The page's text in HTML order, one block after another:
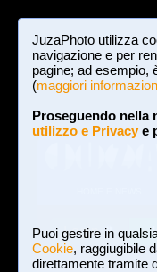
JuzaPhoto utilizza
navigazione e per
pagine; ad esempio,
(maggiori
Proseguendo nella
utilizzo e Privacye
Puoi gestire in
Cookie, raggiugibile
direttamente tramite
Login